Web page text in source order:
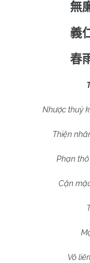
無
義
春
Nhược thuỷ
Thiện
Phạn
Cận
Vô